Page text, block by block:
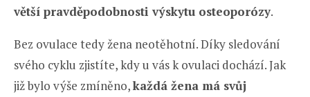
větší pravděpodobnosti výskytu osteoporózy.
Bez ovulace tedy žena neotěhotní. Díky sledování
svého cyklu zjistíte, kdy u vás k ovulaci dochází. Jak
již bylo výše zmíněno,každá žena má svůj